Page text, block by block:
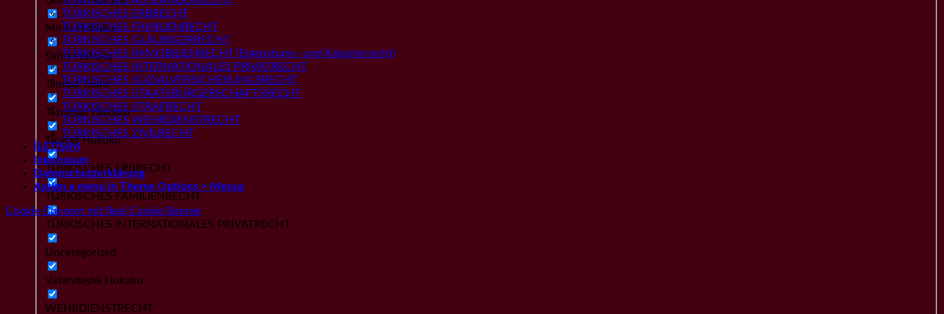
Miras Hukuku
Şahıs Hukuku
Tanıma Tenfiz
Tazminat Hukuku
Ticaret Hukuku
TÜRKISCHES ERBRECHT
TÜRKISCHES FAMILIENRECHT
TÜRKISCHES INTERNATIONALES PRIVATRECHT
Uncategorized
Vatandaşlık Hukuku
WEHRDIENSTRECHT
TÜRKISCHES ERBRECHT
TÜRKISCHES FAMILIENRECHT
TÜRKISCHES GLÄUBIGERRECHT
TÜRKISCHES IMMOBILIENRECHT (Eigenstums- und Katasterrecht)
TÜRKISCHES INTERNATIONALES PRIVATRECHT
TÜRKISCHES SOZIALVERSICHERUNGSRECHT
TÜRKISCHES STAATSBÜRGERSCHAFTSRECHT
TÜRKISCHES STRAFRECHT
TÜRKISCHES WEHRDIENSTRECHT
TÜRKISCHES ZIVILRECHT
İLETİŞİM
Impressum
Datenschutzerklärung
Assign a menu in Theme Options > Menus
Cookie Consent mit Real Cookie Banner